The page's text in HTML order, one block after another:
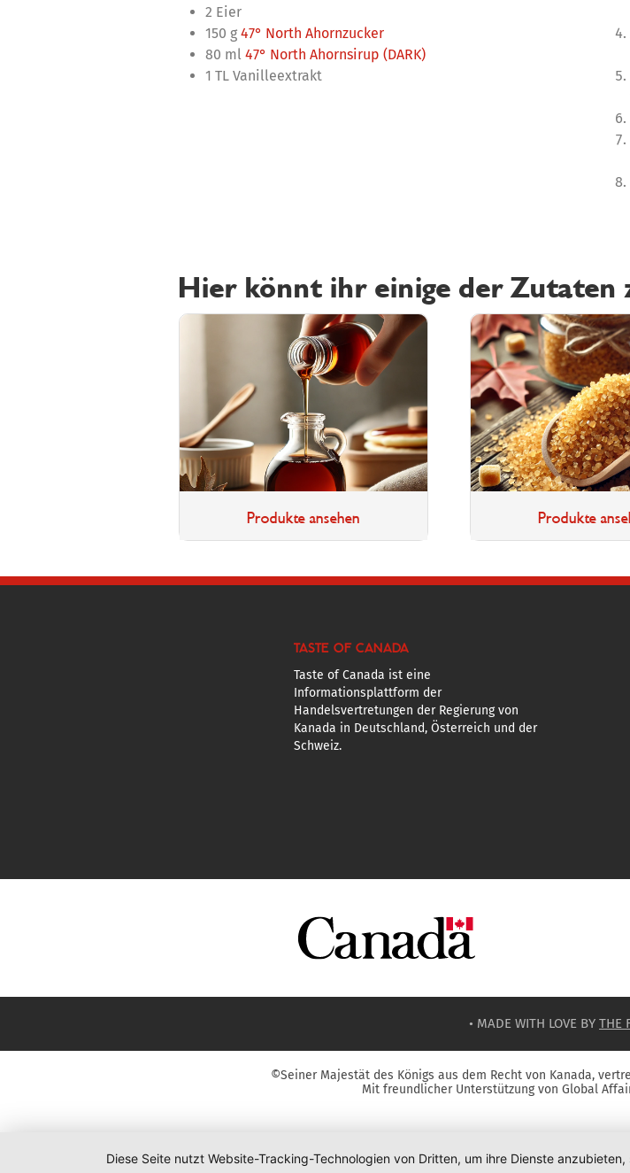
2 Eier
150 g 47° North Ahornzucker
80 ml 47° North Ahornsirup (DARK)
1 TL Vanilleextrakt
Hier könnt ihr einige der Zutaten
Produkte ansehen Produkte
TASTE OF CANADA
Taste of Canada ist eine
Informationsplattform der
Handelsvertretungen der Regierung von
Kanada in Deutschland, Österreich und der
Schweiz.
• MADE WITH LOVE BY THE
©Seiner Majestät des Königs aus dem Recht von Kanada,
Mit freundlicher Unterstützung von Global
Diese Seite nutzt Website-Tracking-Technologien von Dritten, um ihre Dienste